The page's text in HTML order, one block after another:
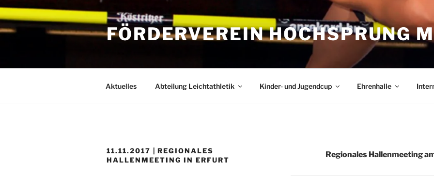
Zum
Inhalt
springen
FÖRDERVEREIN HOCHSPRUNG
Aktuelles Abteilung Leichtathletik Kinder- und Jugendcup Ehrenhalle
11.11.2017 | REGIONALES
HALLENMEETING IN ERFURT
Regionales Hallenmeeting